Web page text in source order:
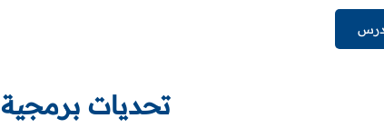
تحديات برمجية